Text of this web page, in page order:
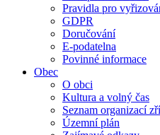
Pravidla pro
GDPR
Doručování
E-podatelna
Povinné informace
Obec
O obci
Kultura a volný čas
Seznam organizací
Územní plán